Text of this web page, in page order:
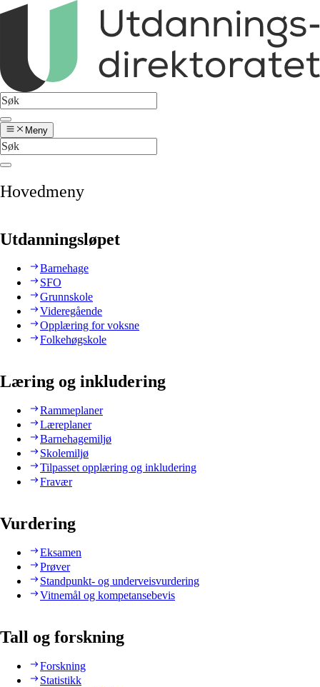
Meny
Hovedmeny
Utdanningsløpet
Barnehage
SFO
Grunnskole
Videregående
Opplæring for voksne
Folkehøgskole
Læring og inkludering
Rammeplaner
Læreplaner
Barnehagemiljø
Skolemiljø
Tilpasset opplæring og inkludering
Fravær
Vurdering
Eksamen
Prøver
Standpunkt- og underveisvurdering
Vitnemål og kompetansebevis
Tall og forskning
Forskning
Statistikk